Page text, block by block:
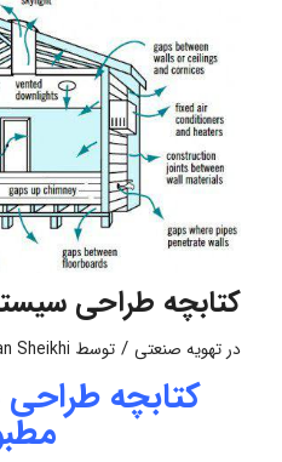
کتابچه طراحی
در تهویه صنعتی / توسط Sheikhi
کتابچه